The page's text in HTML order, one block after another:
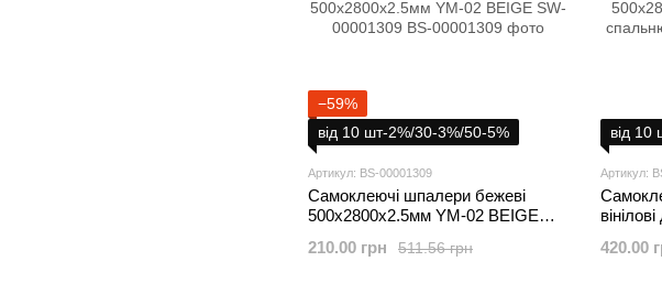
−59%
від 10 шт-2%/30-3%/50-5%
Артикул: BS-00001309
Самоклеючі шпалери бежеві
500х2800х2.5мм YM-02 BEIGE
511.56 грн
210.00 грн
від 10
Артикул:
420.00